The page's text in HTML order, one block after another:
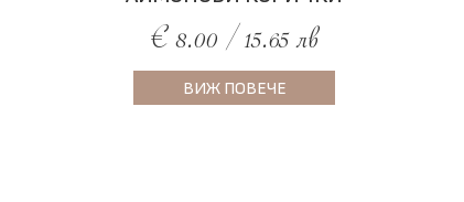
€ 8.00 / 15.65 лв
ВИЖ ПОВЕЧЕ